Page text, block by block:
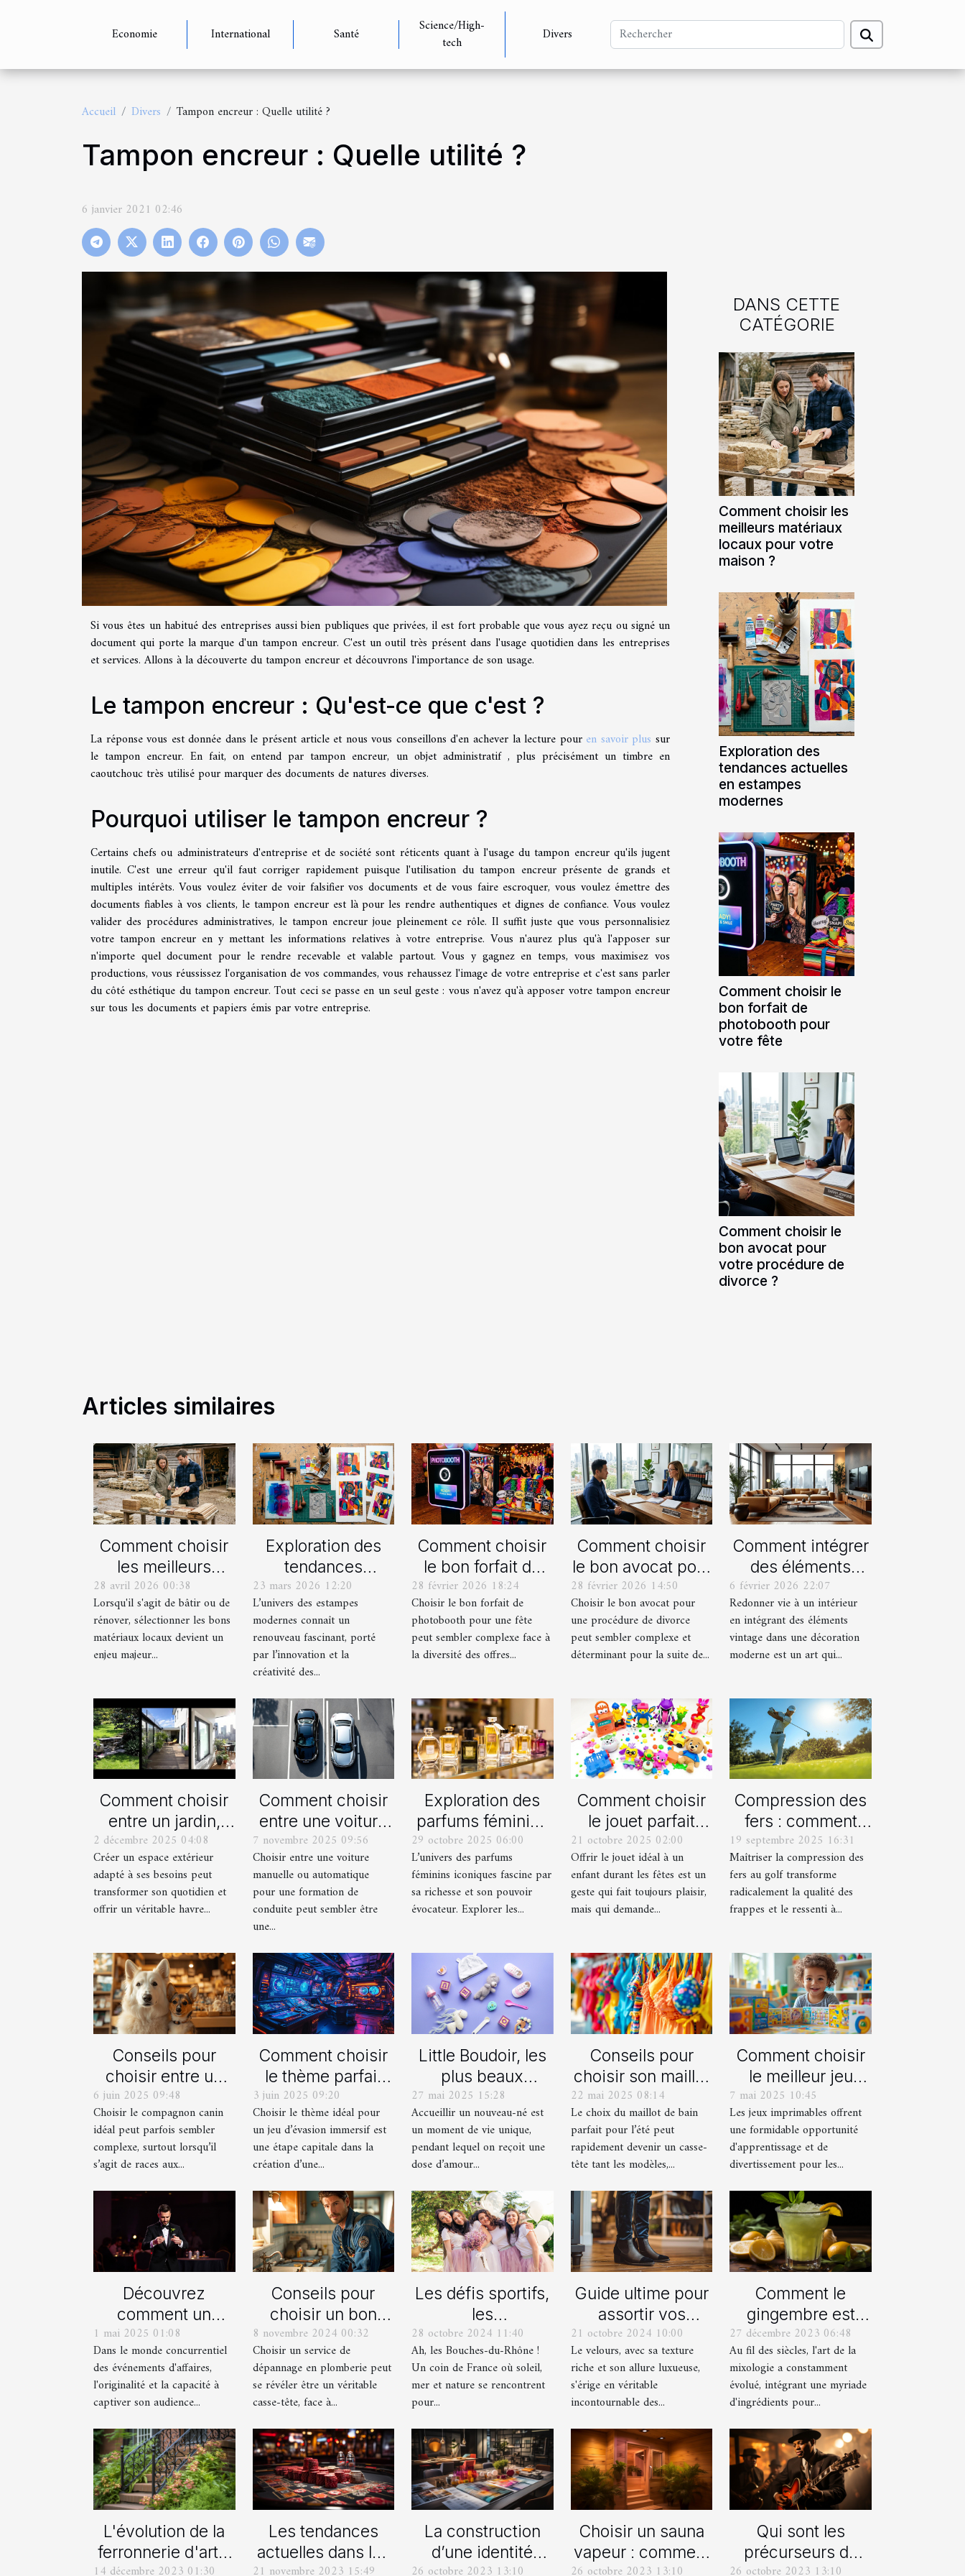
Economie International Santé
Science/High-
tech
Divers
Accueil Divers Tampon encreur : Quelle utilité ?
Tampon encreur : Quelle utilité ?
6 janvier 2021 02:46
Si vous êtes un habitué des entreprises aussi bien publiques que privées, il est fort probable que vous ayez reçu ou signé un
document qui porte la marque d'un tampon encreur. C'est un outil très présent dans l'usage quotidien dans les entreprises
et services. Allons à la découverte du tampon encreur et découvrons l'importance de son usage.
Le tampon encreur : Qu'est-ce que c'est ?
La réponse vous est donnée dans le présent article et nous vous conseillons d'en achever la lecture pour en savoir plus sur
le tampon encreur. En fait, on entend par tampon encreur, un objet administratif , plus précisément un timbre en
caoutchouc très utilisé pour marquer des documents de natures diverses.
Pourquoi utiliser le tampon encreur ?
Certains chefs ou administrateurs d'entreprise et de société sont réticents quant à l'usage du tampon encreur qu'ils jugent
inutile. C'est une erreur qu'il faut corriger rapidement puisque l'utilisation du tampon encreur présente de grands et
multiples intérêts. Vous voulez éviter de voir falsifier vos documents et de vous faire escroquer, vous voulez émettre des
documents fiables à vos clients, le tampon encreur est là pour les rendre authentiques et dignes de confiance. Vous voulez
valider des procédures administratives, le tampon encreur joue pleinement ce rôle. Il suffit juste que vous personnalisiez
votre tampon encreur en y mettant les informations relatives à votre entreprise. Vous n'aurez plus qu'à l'apposer sur
n'importe quel document pour le rendre recevable et valable partout. Vous y gagnez en temps, vous maximisez vos
productions, vous réussissez l'organisation de vos commandes, vous rehaussez l'image de votre entreprise et c'est sans parler
du côté esthétique du tampon encreur. Tout ceci se passe en un seul geste : vous n'avez qu'à apposer votre tampon encreur
sur tous les documents et papiers émis par votre entreprise.
DANS CETTE
CATÉGORIE
Comment choisir les
meilleurs matériaux
locaux pour votre
maison ?
Exploration des
tendances actuelles
en estampes
modernes
Comment choisir le
bon forfait de
photobooth pour
votre fête
Comment choisir le
bon avocat pour
votre procédure de
divorce ?
Articles similaires
Comment choisir
les meilleurs
matériaux locaux
pour votre maison
?
28 avril 2026 00:38
Lorsqu'il s'agit de bâtir ou de
rénover, sélectionner les bons
matériaux locaux devient un
enjeu majeur...
Exploration des
tendances
actuelles en
estampes
modernes
23 mars 2026 12:20
L’univers des estampes
modernes connaît un
renouveau fascinant, porté
par l’innovation et la
créativité des...
Comment choisir
le bon forfait de
photobooth pour
votre fête
28 février 2026 18:24
Choisir le bon forfait de
photobooth pour une fête
peut sembler complexe face à
la diversité des offres...
Comment choisir
le bon avocat pour
votre procédure
de divorce ?
28 février 2026 14:50
Choisir le bon avocat pour
une procédure de divorce
peut sembler complexe et
déterminant pour la suite de...
Comment intégrer
des éléments
vintage dans une
décoration
moderne ?
6 février 2026 22:07
Redonner vie à un intérieur
en intégrant des éléments
vintage dans une décoration
moderne est un art qui...
Comment choisir
entre un jardin,
une terrasse et un
balcon pour votre
espace extérieur ?
2 décembre 2025 04:08
Créer un espace extérieur
adapté à ses besoins peut
transformer son quotidien et
offrir un véritable havre...
Comment choisir
entre une voiture
manuelle ou
automatique pour
votre formation de
conduite ?
7 novembre 2025 09:56
Choisir entre une voiture
manuelle ou automatique
pour une formation de
conduite peut sembler être
une...
Exploration des
parfums féminins
iconiques et leurs
variations
29 octobre 2025 06:00
L’univers des parfums
féminins iconiques fascine par
sa richesse et son pouvoir
évocateur. Explorer les...
Comment choisir
le jouet parfait
pour chaque âge
durant les fêtes ?
21 octobre 2025 02:00
Offrir le jouet idéal à un
enfant durant les fêtes est un
geste qui fait toujours plaisir,
mais qui demande...
Compression des
fers : comment
obtenir des
frappes plus
solides ?
19 septembre 2025 16:31
Maîtriser la compression des
fers au golf transforme
radicalement la qualité des
frappes et le ressenti à...
Conseils pour
choisir entre un
berger blanc
suisse et un
berger américain
miniature
6 juin 2025 09:48
Choisir le compagnon canin
idéal peut parfois sembler
complexe, surtout lorsqu’il
s’agit de races aux...
Comment choisir
le thème parfait
pour votre
prochain jeu
d'évasion
immersif
3 juin 2025 09:20
Choisir le thème idéal pour
un jeu d’évasion immersif est
une étape capitale dans la
création d’une...
Little Boudoir, les
plus beaux
cadeaux de
naissance
personnalisés !
27 mai 2025 15:28
Accueillir un nouveau-né est
un moment de vie unique,
pendant lequel on reçoit une
dose d’amour...
Conseils pour
choisir son maillot
de bain idéal pour
l'été
22 mai 2025 08:14
Le choix du maillot de bain
parfait pour l’été peut
rapidement devenir un casse-
tête tant les modèles,...
Comment choisir
le meilleur jeu
imprimable pour
votre enfant
7 mai 2025 10:45
Les jeux imprimables offrent
une formidable opportunité
d'apprentissage et de
divertissement pour les...
Découvrez
comment un
spectacle de
magie transforme
les événements
professionnels
1 mai 2025 01:08
Dans le monde concurrentiel
des événements d'affaires,
l'originalité et la capacité à
captiver son audience...
Conseils pour
choisir un bon
service de
dépannage en
plomberie
8 novembre 2024 00:32
Choisir un service de
dépannage en plomberie peut
se révéler être un véritable
casse-tête, face à...
Les défis sportifs,
les
incontournables
de toute
organisation d’EVG
et EVJF dans les
Rhône
28 octobre 2024 11:40
Ah, les Bouches-du-Rhône !
Un coin de France où soleil,
mer et nature se rencontrent
pour...
Guide ultime pour
assortir vos
chaussures avec
des pantalons en
velours
21 octobre 2024 10:00
Le velours, avec sa texture
riche et son allure luxueuse,
s'érige en véritable
incontournable des...
Comment le
gingembre est
devenu un
ingrédient clé
dans la mixologie
moderne
27 décembre 2023 06:48
Au fil des siècles, l'art de la
mixologie a constamment
évolué, intégrant une myriade
d'ingrédients pour...
L'évolution de la
ferronnerie d'art à
14 décembre 2023 01:30
Les tendances
actuelles dans les
21 novembre 2023 15:49
La construction
d’une identité
26 octobre 2023 13:10
Choisir un sauna
vapeur : comment
26 octobre 2023 13:10
Qui sont les
précurseurs du
26 octobre 2023 13:10